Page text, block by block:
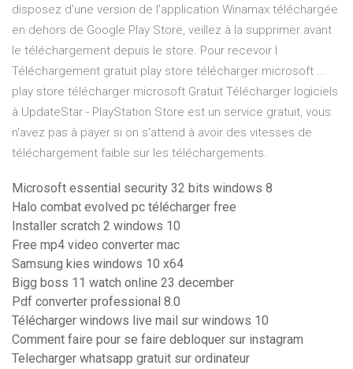
disposez d'une version de l'application Winamax téléchargée
en dehors de Google Play Store, veillez à la supprimer avant
le téléchargement depuis le store. Pour recevoir l
Téléchargement gratuit play store télécharger microsoft ...
play store télécharger microsoft Gratuit Télécharger logiciels
à UpdateStar - PlayStation Store est un service gratuit, vous
n'avez pas à payer si on s'attend à avoir des vitesses de
téléchargement faible sur les téléchargements.
Microsoft essential security 32 bits windows 8
Halo combat evolved pc télécharger free
Installer scratch 2 windows 10
Free mp4 video converter mac
Samsung kies windows 10 x64
Bigg boss 11 watch online 23 december
Pdf converter professional 8.0
Télécharger windows live mail sur windows 10
Comment faire pour se faire debloquer sur instagram
Telecharger whatsapp gratuit sur ordinateur